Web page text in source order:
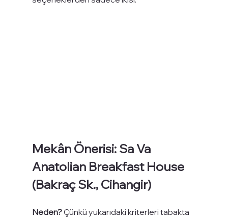
Mekân Önerisi: Sa Va
Anatolian Breakfast House
(Bakraç Sk., Cihangir)
Neden? Çünkü yukarıdaki kriterleri tabakta